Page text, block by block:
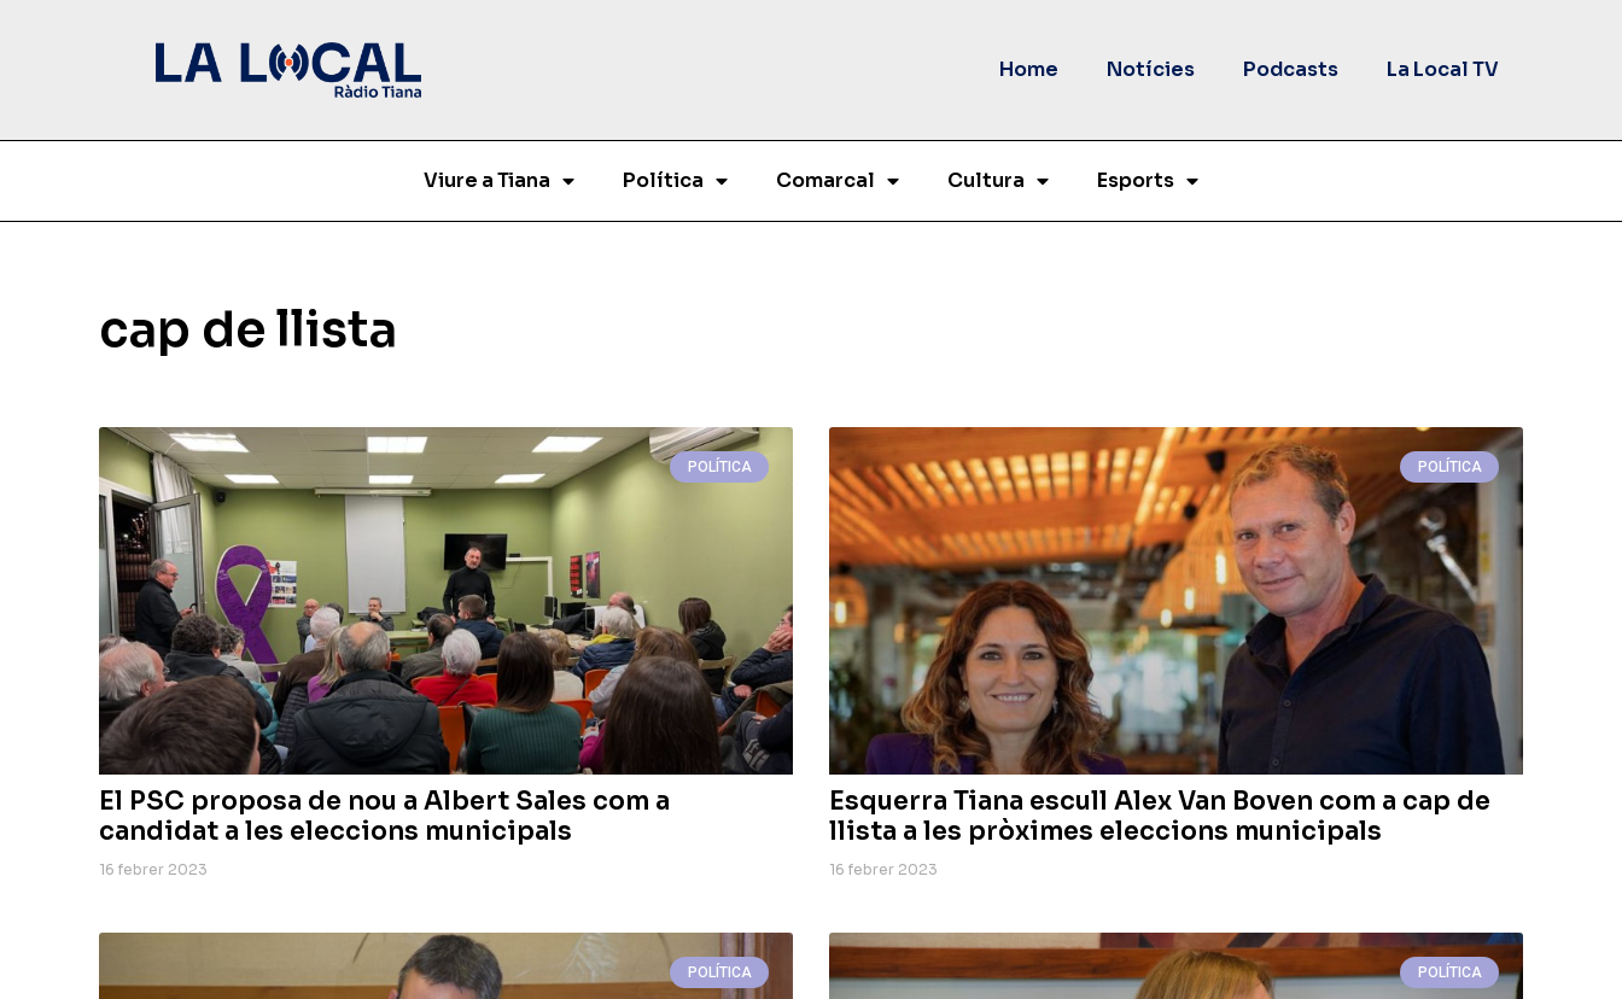
Home Notícies Podcasts La Local TV
Viure a Tiana Política Comarcal Cultura Esports
cap de llista
POLÍTICA
El PSC proposa de nou a Albert Sales com a
candidat a les eleccions municipals
16 febrer 2023
POLÍTICA
Esquerra Tiana escull Alex Van Boven com a cap de
llista a les pròximes eleccions municipals
16 febrer 2023
POLÍTICA POLÍTICA